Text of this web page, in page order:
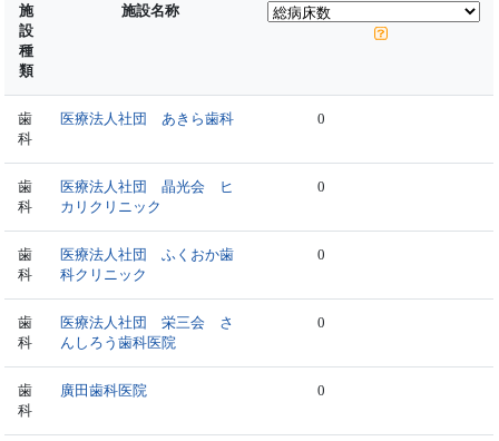
施
設
種
類
施設名称
歯
科
医療法人社団 あきら歯科 0
歯
科
医療法人社団 晶光会 ヒ
カリクリニック
0
歯
科
医療法人社団 ふくおか歯
科クリニック
0
歯
科
医療法人社団 栄三会 さ
んしろう歯科医院
0
歯
科
廣田歯科医院 0